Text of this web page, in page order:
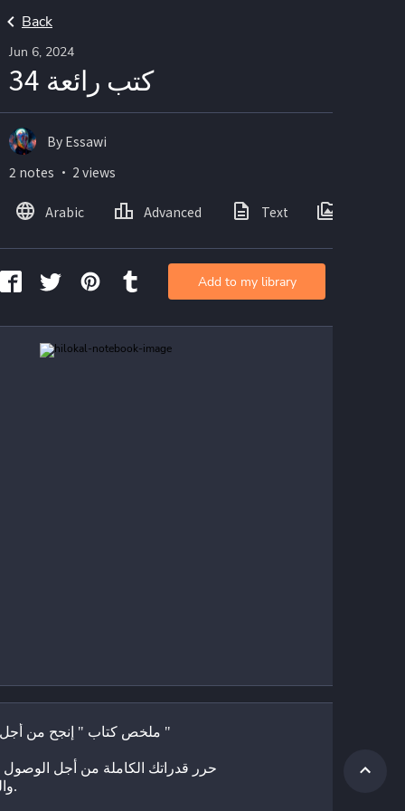
Back
Jun 6, 2024
كتب رائعة 34
ملخص كتاب " إنجح من أجل نفسك "
والسعادة.
By Essawi
2 notes ・ 2 views
Arabic Advanced Text
Add to my library